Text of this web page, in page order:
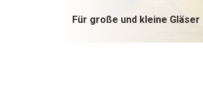
Für große und kleine